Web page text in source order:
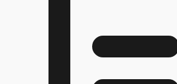
Decizia nr.616/27.10.2023